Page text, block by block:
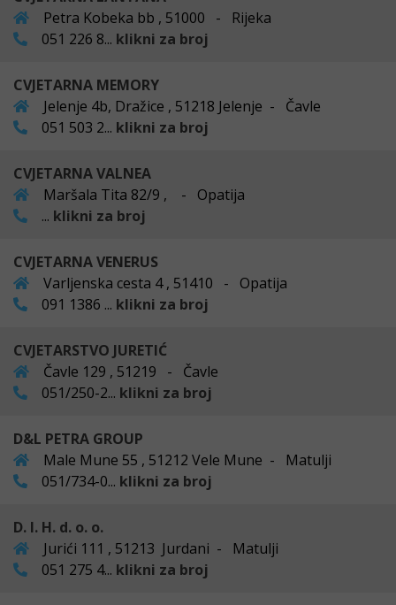
Petra Kobeka bb , 51000 - Rijeka
051 226 8... klikni za broj
CVJETARNA MEMORY
Jelenje 4b, Dražice , 51218 Jelenje - Čavle
051 503 2... klikni za broj
CVJETARNA VALNEA
Maršala Tita 82/9 , - Opatija
... klikni za broj
CVJETARNA VENERUS
Varljenska cesta 4 , 51410 - Opatija
091 1386 ... klikni za broj
CVJETARSTVO JURETIĆ
Čavle 129 , 51219 - Čavle
051/250-2... klikni za broj
D&L PETRA GROUP
Male Mune 55 , 51212 Vele Mune - Matulji
051/734-0... klikni za broj
D. I. H. d. o. o.
Jurići 111 , 51213 Jurdani - Matulji
051 275 4... klikni za broj